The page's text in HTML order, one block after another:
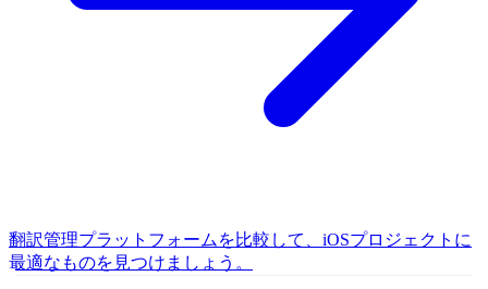
翻訳管理プラットフォームを比較して、iOSプロジェクトに
最適なものを見つけましょう。